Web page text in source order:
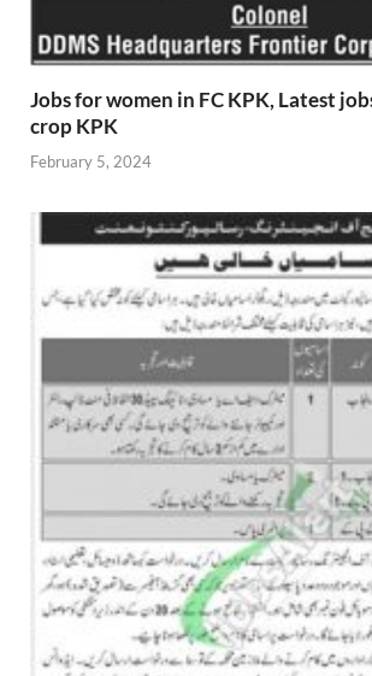
Jobs for women in FC KPK, Latest
crop KPK
February 5, 2024